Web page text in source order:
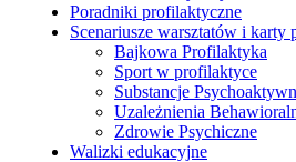
Poradniki profilaktyczne
Scenariusze warsztatów i karty
Bajkowa Profilaktyka
Sport w profilaktyce
Substancje
Uzależnienia
Zdrowie Psychiczne
Walizki edukacyjne